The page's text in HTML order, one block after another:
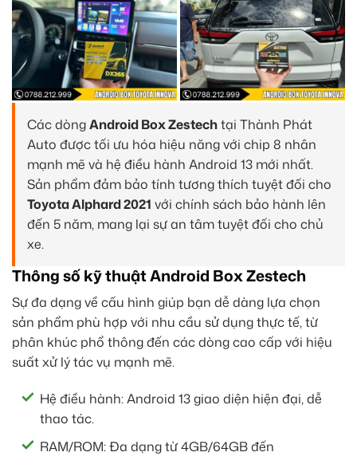
Các dòngAndroid Box Zestechtại Thành Phát
Auto được tối ưu hóa hiệu năng với chip 8 nhân
mạnh mẽ và hệ điều hành Android 13 mới nhất.
Sản phẩm đảm bảo tính tương thích tuyệt đối cho
Toyota Alphard 2021 với chính sách bảo hành lên
đến 5 năm, mang lại sự an tâm tuyệt đối cho chủ
xe.
Thông số kỹ thuật Android Box Zestech
Sự đa dạng về cấu hình giúp bạn dễ dàng lựa chọn
sản phẩm phù hợp với nhu cầu sử dụng thực tế, từ
phân khúc phổ thông đến các dòng cao cấp với hiệu
suất xử lý tác vụ mạnh mẽ.
Hệ điều hành: Android 13 giao diện hiện đại, dễ
thao tác.
RAM/ROM: Đa dạng từ 4GB/64GB đến